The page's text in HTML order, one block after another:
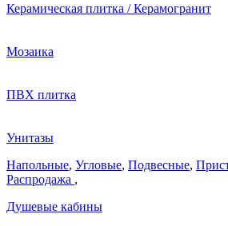
Керамическая плитка / Керамогранит
Мозаика
ПВХ плитка
Унитазы
Напольные, Угловые, Подвесные,
Распродажа ,
Душевые кабины